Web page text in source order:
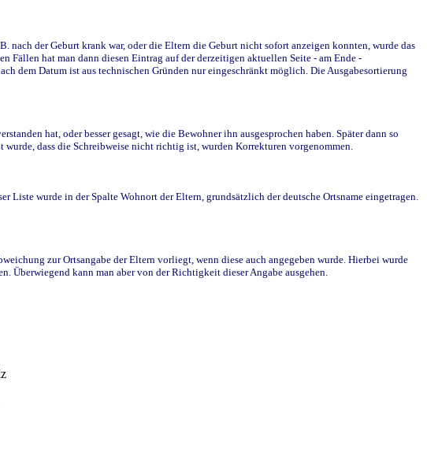
der Geburt krank war, oder die Eltern die Geburt nicht sofort anzeigen konnten, wurde das
Fällen hat man dann diesen Eintrag auf der derzeitigen aktuellen Seite - am Ende -
dem Datum ist aus technischen Gründen nur eingeschränkt möglich. Die Ausgabesortierung
hat, oder besser gesagt, wie die Bewohner ihn ausgesprochen haben. Später dann so
dass die Schreibweise nicht richtig ist, wurden Korrekturen vorgenommen.
wurde in der Spalte Wohnort der Eltern, grundsätzlich der deutsche Ortsname eingetragen.
zur Ortsangabe der Eltern vorliegt, wenn diese auch angegeben wurde. Hierbei wurde
Überwiegend kann man aber von der Richtigkeit dieser Angabe ausgehen.